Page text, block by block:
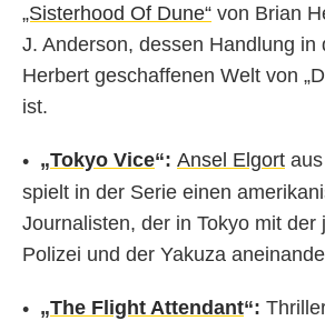
„Sisterhood Of Dune“ von Brian
J. Anderson, dessen Handlung in
Herbert geschaffenen Welt von
ist.
„Tokyo Vice“: Ansel Elgort
spielt in der Serie einen
Journalisten, der in Tokyo mit der
Polizei und der Yakuza
„The Flight Attendant“: